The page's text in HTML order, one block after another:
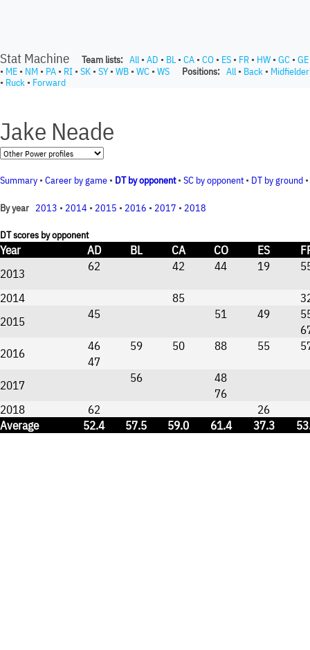
Stat Machine Team lists: All • AD • BL • CA • CO • ES • FR • HW • GC • GE
• ME • NM • PA • RI • SK • SY• WB • WC • WS Positions: All • Back • Midfielder
• Ruck • Forward